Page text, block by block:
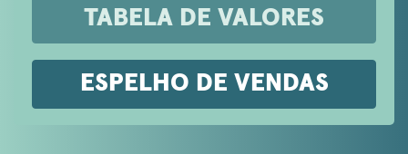
TABELA DE VALORES
ESPELHO DE VENDAS